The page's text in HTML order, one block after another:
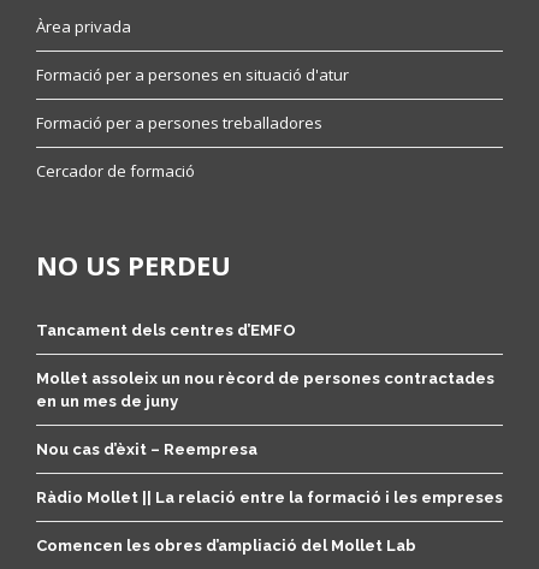
Àrea privada
Formació per a persones en situació d'atur
Formació per a persones treballadores
Cercador de formació
NO US PERDEU
Tancament dels centres d’EMFO
Mollet assoleix un nou rècord de persones contractades
en un mes de juny
Nou cas d’èxit – Reempresa
Ràdio Mollet || La relació entre la formació i les empreses
Comencen les obres d’ampliació del Mollet Lab